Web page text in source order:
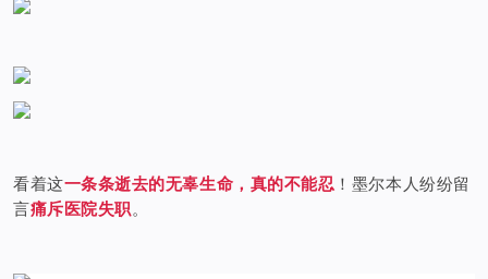
看着这一条条逝去的无辜生命，真的不能忍 ！墨尔本人纷纷留
言痛斥医院失职。